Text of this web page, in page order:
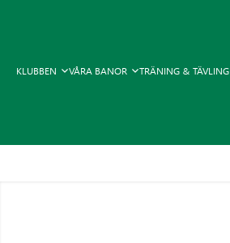
KLUBBEN VÅRA BANOR TRÄNING & TÄVLING